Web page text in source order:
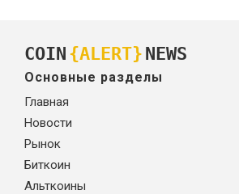
COIN {ALERT} NEWS
Основные разделы
Главная
Новости
Рынок
Биткоин
Альткоины